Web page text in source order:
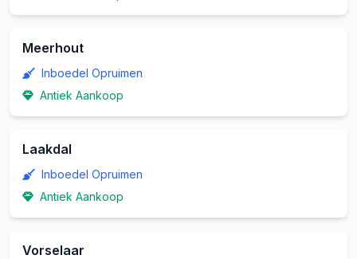
Meerhout
Inboedel Opruimen
Antiek Aankoop
Laakdal
Inboedel Opruimen
Antiek Aankoop
Vorselaar